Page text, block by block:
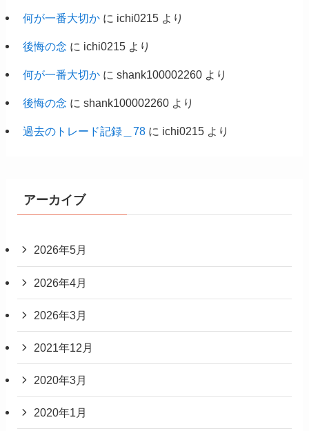
何が一番大切かに ichi0215より
後悔の念 に ichi0215より
何が一番大切かに shank100002260より
後悔の念 に shank100002260より
過去のトレード記録＿78に ichi0215より
アーカイブ
2026年5月
2026年4月
2026年3月
2021年12月
2020年3月
2020年1月